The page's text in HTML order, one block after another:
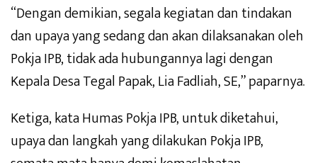
“Dengan demikian, segala kegiatan dan tindakan
dan upaya yang sedang dan akan dilaksanakan oleh
Pokja IPB, tidak ada hubungannya lagi dengan
Kepala Desa Tegal Papak, Lia Fadliah, SE,” paparnya.
Ketiga, kata Humas Pokja IPB, untuk diketahui,
upaya dan langkah yang dilakukan Pokja IPB,